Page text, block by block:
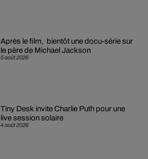
5 août 2026
Après le film, bientôt une docu-série sur
le père de Michael Jackson
4 août 2026
Tiny Desk invite Charlie Puth pour une
live session solaire